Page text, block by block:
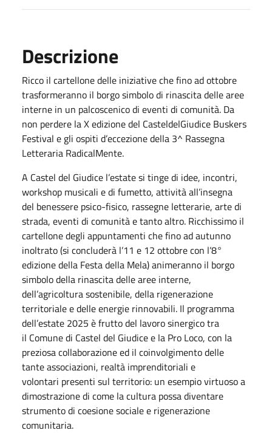
Descrizione
Ricco il cartellone delle iniziative che fino ad ottobre
trasformeranno il borgo simbolo di rinascita delle aree
interne in un palcoscenico di eventi di comunità. Da
non perdere la X edizione del CasteldelGiudice Buskers
Festival e gli ospiti d’eccezione della 3^ Rassegna
Letteraria RadicalMente.
A Castel del Giudice l’estate si tinge di idee, incontri,
workshop musicali e di fumetto, attività all’insegna
del benessere psico-fisico, rassegne letterarie, arte di
strada, eventi di comunità e tanto altro. Ricchissimo il
cartellone degli appuntamenti che fino ad autunno
inoltrato (si concluderà l’11 e 12 ottobre con l’8°
edizione della Festa della Mela) animeranno il borgo
simbolo della rinascita delle aree interne,
dell’agricoltura sostenibile, della rigenerazione
territoriale e delle energie rinnovabili. Il programma
dell’estate 2025 è frutto del lavoro sinergico tra
il Comune di Castel del Giudice e la Pro Loco, con la
preziosa collaborazione ed il coinvolgimento delle
tante associazioni, realtà imprenditoriali e
volontari presenti sul territorio: un esempio virtuoso a
dimostrazione di come la cultura possa diventare
strumento di coesione sociale e rigenerazione
comunitaria.